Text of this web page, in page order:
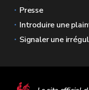
Presse
Introduire une
Signaler une